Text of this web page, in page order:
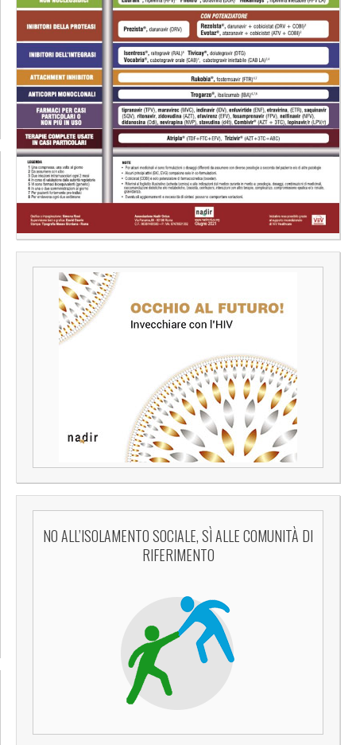
NO ALL’ISOLAMENTO SOCIALE, SÌ ALLE COMUNITÀ DI
RIFERIMENTO